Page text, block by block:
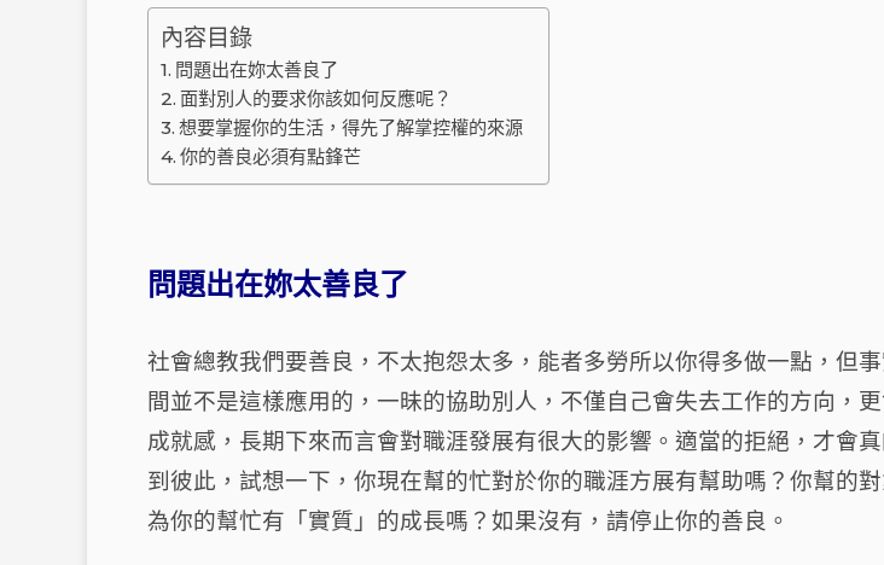
內容目錄
問題出在妳太善良了
面對別人的要求你該如何反應呢？
想要掌握你的生活，得先了解掌控權的來源
你的善良必須有點鋒芒
問題出在妳太善良了
社會總教我們要善良，不太抱怨太多，能者多勞所以你得多做一點，但
間並不是這樣應用的，一昧的協助別人，不僅自己會失去工作的方向，
成就感，長期下來而言會對職涯發展有很大的影響。適當的拒絕，才會
到彼此，試想一下，你現在幫的忙對於你的職涯方展有幫助嗎？你幫的對
為你的幫忙有「實質」的成長嗎？如果沒有，請停止你的善良。